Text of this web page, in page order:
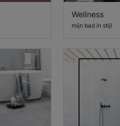
Wellness
mijn bad in stijl